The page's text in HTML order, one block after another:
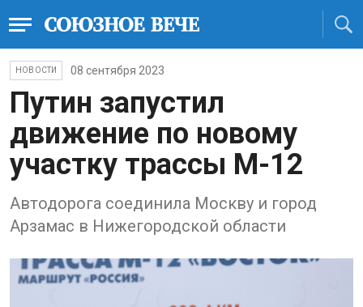
НОВОСТИ 08 сентября 2023
Путин запустил
движение по новому
участку трассы М-12
Автодорога соединила Москву и город
Арзамас в Нижегородской области